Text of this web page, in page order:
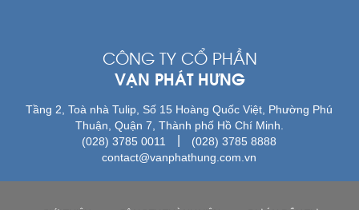
CÔNG TY CỔ PHẦN
VẠN PHÁT HƯNG
Tầng 2, Toà nhà Tulip, Số 15 Hoàng Quốc Việt, Phường Phú
Thuận, Quận 7, Thành phố Hồ Chí Minh.
(028) 3785 0011
(028) 3785 8888
contact@vanphathung.com.vn